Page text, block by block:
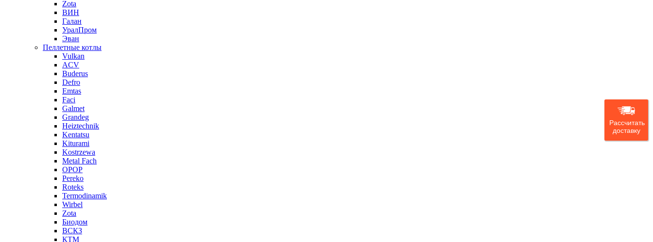
Zota
ВИН
Галан
УралПром
Эван
Пеллетные котлы
Vulkan
ACV
Buderus
Defro
Emtas
Faci
Galmet
Grandeg
Heiztechnik
Kentatsu
Kiturami
Kostrzewa
Metal Fach
OPOP
Pereko
Roteks
Termodinamik
Wirbel
Zota
Биодом
ВСКЗ
КТМ
Рассчитать
доставку